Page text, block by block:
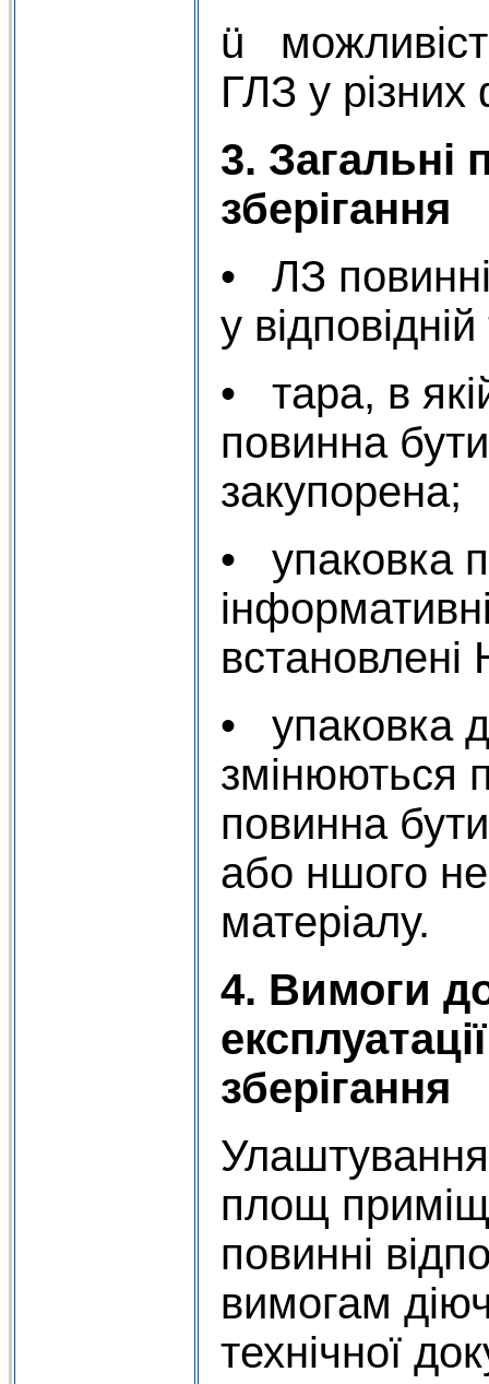
ü
ГЛЗ у
3. Загальні
зберігання
• ЛЗ повинні
у
• тара, в
повинна
закупорена;
• упаковка
• упаковка
змінюються
повинна
або ншого
матеріалу.
4. Вимоги
зберігання
площ
повинні
вимогам
технічної